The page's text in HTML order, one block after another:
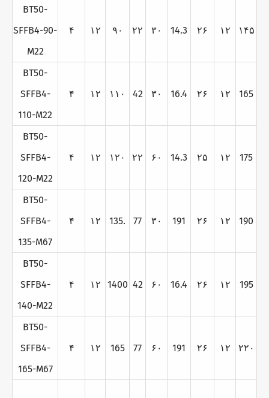
BT50-
SFFB4-90-
M22
۴ ۱۲ ۹۰ ۲۲ ۳۰ 14.3 ۲۶ ۱۲ ۱۴۵
BT50-
SFFB4-
110-M22
۴ ۱۲ ۱۱۰ 42 ۳۰ 16.4 ۲۶ ۱۲ 165
BT50-
SFFB4-
120-M22
۴ ۱۲ ۱۲۰ ۲۲ ۶۰ 14.3 ۲۵ ۱۲ 175
BT50-
SFFB4-
135-M67
۴ ۱۲ 135. 77 ۳۰ 191 ۲۶ ۱۲ 190
BT50-
SFFB4-
140-M22
۴ ۱۲ 1400 42 ۶۰ 16.4 ۲۶ ۱۲ 195
BT50-
SFFB4-
165-M67
۴ ۱۲ 165 77 ۶۰ 191 ۲۶ ۱۲ ۲۲۰